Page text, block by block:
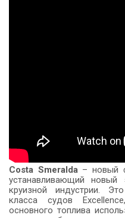
Costa Smeralda– новый
устанавливающий новый
круизной индустрии.
класса судов
основного топлива